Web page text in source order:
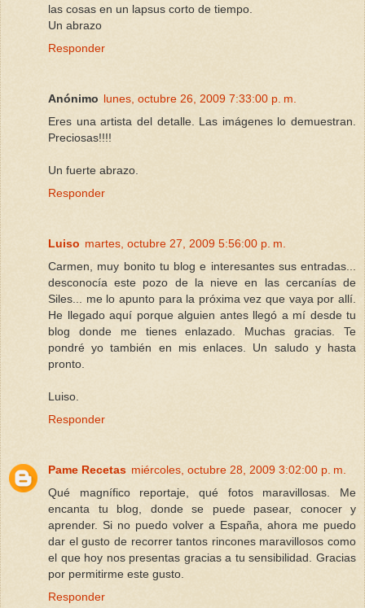
las cosas en un lapsus corto de tiempo.
Un abrazo
Responder
Anónimo lunes, octubre 26, 2009 7:33:00 p. m.
Eres una artista del detalle. Las imágenes lo demuestran.
Preciosas!!!!
Un fuerte abrazo.
Responder
Luiso martes, octubre 27, 2009 5:56:00 p. m.
Carmen, muy bonito tu blog e interesantes sus entradas...
desconocía este pozo de la nieve en las cercanías de
Siles... me lo apunto para la próxima vez que vaya por allí.
He llegado aquí porque alguien antes llegó a mí desde tu
blog donde me tienes enlazado. Muchas gracias. Te
pondré yo también en mis enlaces. Un saludo y hasta
pronto.
Luiso.
Responder
Pame Recetas miércoles, octubre 28, 2009 3:02:00 p. m.
Qué magnífico reportaje, qué fotos maravillosas. Me
encanta tu blog, donde se puede pasear, conocer y
aprender. Si no puedo volver a España, ahora me puedo
dar el gusto de recorrer tantos rincones maravillosos como
el que hoy nos presentas gracias a tu sensibilidad. Gracias
por permitirme este gusto.
Responder